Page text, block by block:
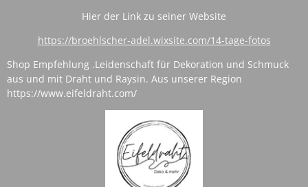
Hier der Link zu seiner Website
https://broehlscher-adel.wixsite.com/14-tage-fotos
Shop Empfehlung .Leidenschaft für Dekoration und Schmuck
aus und mit Draht und Raysin. Aus unserer Region
https://www.eifeldraht.com/